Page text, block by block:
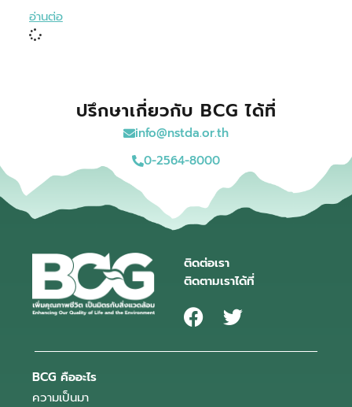
อ่านต่อ
ปรึกษาเกี่ยวกับ BCG ได้ที่
info@nstda.or.th
0-2564-8000
ติดต่อเรา
ติดตามเราได้ที่
BCG คืออะไร
ความเป็นมา